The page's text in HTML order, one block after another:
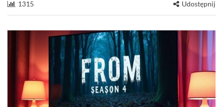
1315 Udostępnij